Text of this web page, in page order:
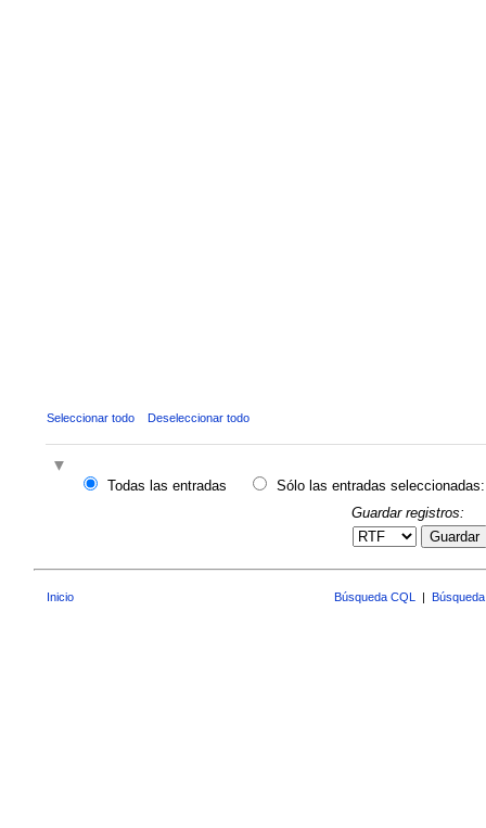
Seleccionar todo Deseleccionar todo
Todas las entradas
Sólo las entradas seleccionadas:
Guardar registros:
Guardar
Inicio Búsqueda CQL